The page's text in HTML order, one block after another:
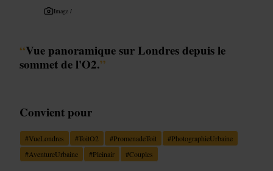
Image /
“Vue panoramique sur Londres depuis le
sommet de l'O2.”
Convient pour
#VueLondres #ToitO2 #PromenadeToit #PhotographieUrbaine
#AventureUrbaine #Pleinair #Couples